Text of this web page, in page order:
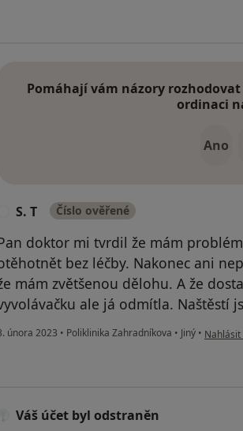
Pomáhají vám názory
ordinaci
Ano
S. T Číslo ověřené
doktor mi tvrdil že mám
bez léčby. Nakonec ani
mám zvětšenou dělohu. A že
ale já odmítla. Naštěstí
února 2023 • Poliklinika Zahradníkova • Jiný • podle
Váš účet byl odstraněn